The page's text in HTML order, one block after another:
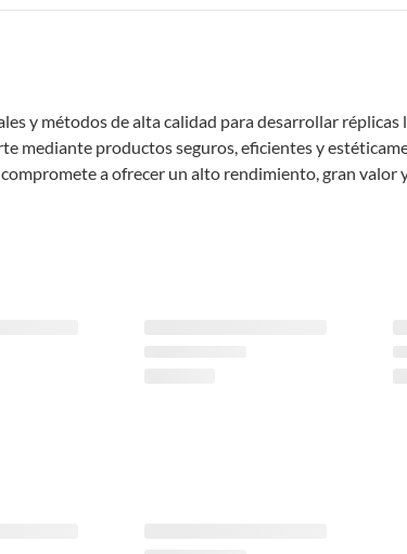
y métodos de alta calidad para desarrollar
mediante productos seguros, eficientes y
a ofrecer un alto rendimiento, gran valor